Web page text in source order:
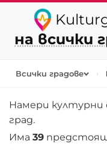
на всички
Всички градове ›
Намери културни
град.
Има 39